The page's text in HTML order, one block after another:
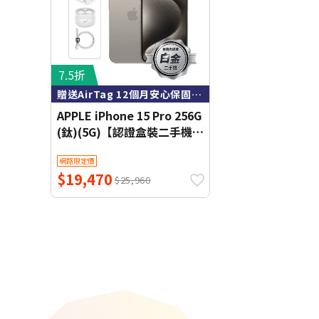
7.5折
贈送AirTag 12個月安心保固 內含全新配件
APPLE iPhone 15 Pro 256G
(鈦)(5G)【認證盒裝二手機】
網路限定價
$19,470 $25,960